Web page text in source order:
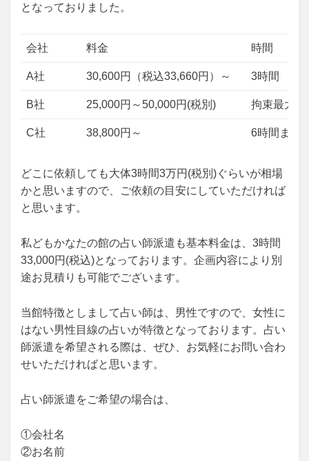
となっておりました。
会社 料金 時間
A社 30,600円（税込33,660円）～ 3時間
B社 25,000円～50,000円(税別) 拘束最大9
C社 38,800円～ 6時間まで
どこに依頼しても大体3時間3万円(税別)ぐらいが相場
かと思いますので、ご依頼の目安にしていただければ
と思います。
私どもかなたの館の占い師派遣も基本料金は、3時間
33,000円(税込)となっております。企画内容により別
途お見積りも可能でございます。
当館特徴としまして占い師は、男性ですので、女性に
はない男性目線の占いが特徴となっております。占い
師派遣を希望される際は、ぜひ、お気軽にお問い合わ
せいただければと思います。
占い師派遣をご希望の場合は、
①会社名
②お名前